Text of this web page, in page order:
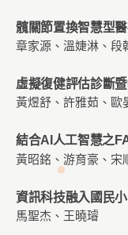
髖關節置換智慧型
章家源、溫婕淋、段
虛擬復健評估診斷
黃煜舒、許雅茹、歐
結合AI人工智慧之
黃昭銘、游育豪、宋
資訊科技融入國民
馬聖杰、王曉璿